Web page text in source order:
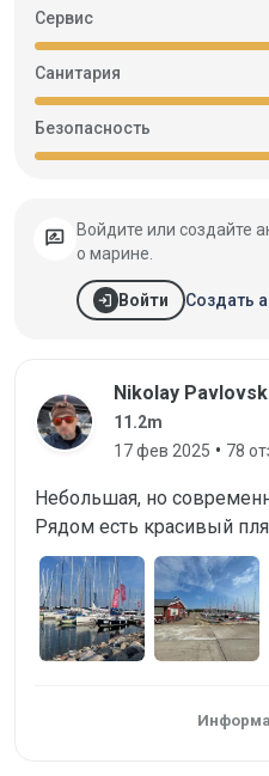
Сервис
Санитария
Безопасность
rate_review
Войдите или создайте
о марине.
login Войти Создать
Отзыв от Nikolay
Nikolay
11.2m
17 фев 2025 • 78
Небольшая, но
Рядом есть красивый